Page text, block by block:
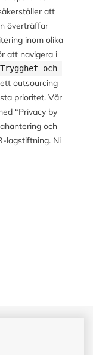
att
överträffar
inom olika
att navigera i
Trygghet och
outsourcing
prioritet. Vår
“Privacy by
och
lagstiftning. Ni